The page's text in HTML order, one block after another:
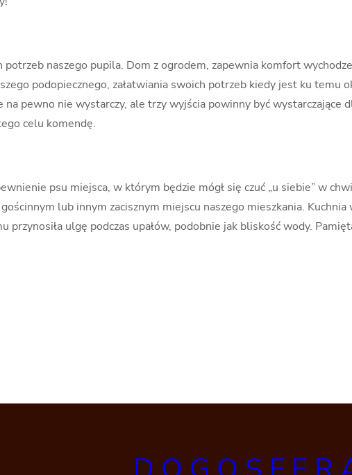
potrzeb naszego pupila. Dom z ogrodem, zapewnia komfort
podopiecznego, załatwiania swoich potrzeb kiedy jest ku temu
pewno nie wystarczy, ale trzy wyjścia powinny być
celu komendę.
psu miejsca, w którym będzie mógł się czuć „u siebie” w
lub innym zacisznym miejscu naszego mieszkania.
przynosiła ulgę podczas upałów, podobnie jak bliskość wody.